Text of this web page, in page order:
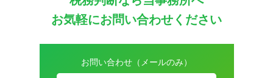
お気軽にお問い合わせください
お問い合わせ（メールのみ）